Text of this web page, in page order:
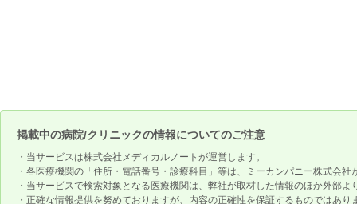
掲載中の病院/クリニックの情報についてのご注意
・当サービスは株式会社メディカルノートが運営します。
・各医療機関の「住所・電話番号・診療科目」等は、ミーカンパニー株式会
・当サービスで検索対象となる医療機関は、弊社が取材した情報のほか外部
・正確な情報提供を努めておりますが、内容の正確性を保証するものではあり